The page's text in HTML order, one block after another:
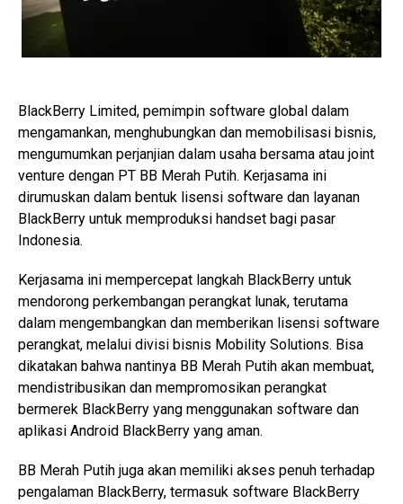
BlackBerry Limited, pemimpin software global dalam
mengamankan, menghubungkan dan memobilisasi bisnis,
mengumumkan perjanjian dalam usaha bersama atau joint
venture dengan PT BB Merah Putih. Kerjasama ini
dirumuskan dalam bentuk lisensi software dan layanan
BlackBerry untuk memproduksi handset bagi pasar
Indonesia.
Kerjasama ini mempercepat langkah BlackBerry untuk
mendorong perkembangan perangkat lunak, terutama
dalam mengembangkan dan memberikan lisensi software
perangkat, melalui divisi bisnis Mobility Solutions. Bisa
dikatakan bahwa nantinya BB Merah Putih akan membuat,
mendistribusikan dan mempromosikan perangkat
bermerek BlackBerry yang menggunakan software dan
aplikasi Android BlackBerry yang aman.
BB Merah Putih juga akan memiliki akses penuh terhadap
pengalaman BlackBerry, termasuk software BlackBerry